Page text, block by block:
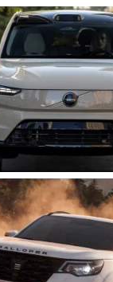
que las
ido demasiado
piensa
atrás con
razón